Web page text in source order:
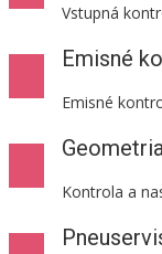
Vstupná
Emisné
Emisné
Geometria
Kontrola a